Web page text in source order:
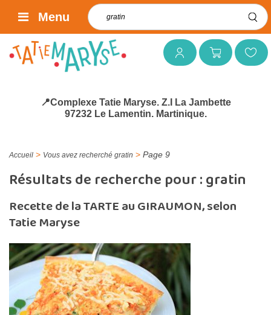
Mon compteMon panierMes favoris
Rechercher :
Menu
📍Complexe Tatie Maryse. Z.I La Jambette
97232 Le Lamentin. Martinique.
Accueil > Vous avez recherché gratin > Page 9
Résultats de recherche pour :gratin
Recette de la TARTE au GIRAUMON, selon
Tatie Maryse